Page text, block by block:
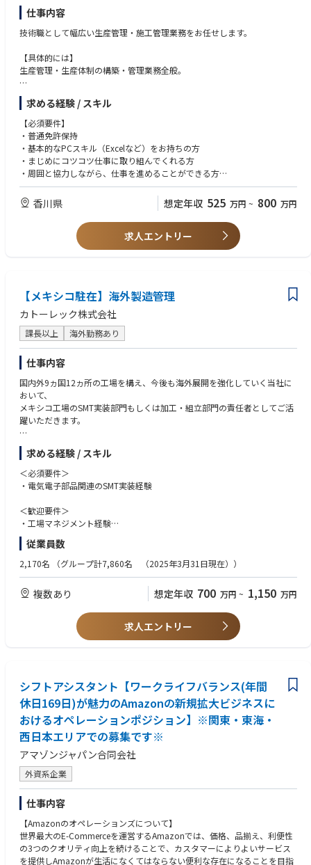
仕事内容
技術職として幅広い生産管理・施工管理業務をお任せします。
【具体的には】
生産管理・生産体制の構築・管理業務全般。
現場作業を行う協力会社のスタッフに指示を出し、他部署とも綿密に連携
しながら
竣工日に照準を合わせ、スケジュール通りに工事を進めてください。
船舶の建造は、複数のブロックに分け、それぞれを組み上げます。
一つの現場に最大で数百人の作業スタッフが関わります。
その全てをコントロール。責任もやりがいも大きな仕事です。
※まずはできる範囲の業務から取り組んでいただきます（先輩たちもみん
なそうでした）。
先輩について学びながら、徐々に全体を把握してください。
求める経験 / スキル
【必須要件】
・普通免許保持
・基本的なPCスキル（Excelなど）をお持ちの方
・まじめにコツコツ仕事に取り組んでくれる方
・周囲と協力しながら、仕事を進めることができる方
・気配りができる方
【歓迎要件】
・製造業での勤務経験
・生産管理/施工管理の実務経験
・電気関連の知識
香川県 想定年収 525 万円 ~ 800 万円
求人エントリー
【メキシコ駐在】海外製造管理
カトーレック株式会社
課長以上 海外勤務あり
仕事内容
国内外9ヵ国12ヵ所の工場を構え、今後も海外展開を強化していく当社に
おいて、
メキシコ⼯場のSMT実装部⾨もしくは加⼯・組⽴部⾨の責任者としてご活
躍いただきます。
【主な業務内容】
●SMT実装部門あるいは組立・加工部門の製造全般管理
●工場全体の生産性向上／業務効率化への取り組み／品質向上に向けた改
善活動への取り組み
●⼯場⻑と共に⼯場全体の運営、補佐
●取引先対応
【OJTトレーニング】
ご入社後は、国内工場(高松工場もしくは松山工場)でのOJTトレーニング
を予定しております。
研修期間は1ヶ月～3カ月程度です。ご本人のスキル・ご経験・習熟度によ
り研修期間は異なります。
【キャリアパス】
工場長や現地法人の社長等、経営を担うこともできるポジションです。
求める経験 / スキル
＜必須要件＞
・電気電子部品関連のSMT実装経験
＜歓迎要件＞
・工場マネジメント経験
・海外勤務(長期出張もしくは駐在)のご経験
・英語や現地語(スペイン語)のスキル
・赴任先のルールや文化を理解して適応、順応していく力を持っている方
・海外に長期赴任が可能な方
従業員数
2,170名 （グループ計7,860名 （2025年3月31日現在））
複数あり 想定年収 700 万円 ~ 1,150 万円
求人エントリー
シフトアシスタント【ワークライフバランス(年間
休日169日)が魅力のAmazonの新規拡大ビジネスに
おけるオペレーションポジション】※関東・東海・
西日本エリアでの募集です※
アマゾンジャパン合同会社
外資系企業
仕事内容
【Amazonのオペレーションズについて】
世界最大のE-Commerceを運営するAmazonでは、価格、品揃え、利便性
の3つのクオリティ向上を続けることで、カスタマーによりよいサービス
を提供しAmazonが生活になくてはならない便利な存在になることを目指